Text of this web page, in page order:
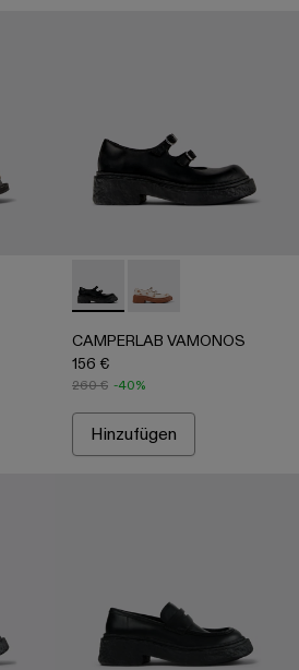
Bootsschuh
- Brauner Bootsschuh
CAMPERLAB VAMONOS -
CAMPERLAB
CAMPERLAB VAMONOS
156 €
260 € -40%
Hinzufügen